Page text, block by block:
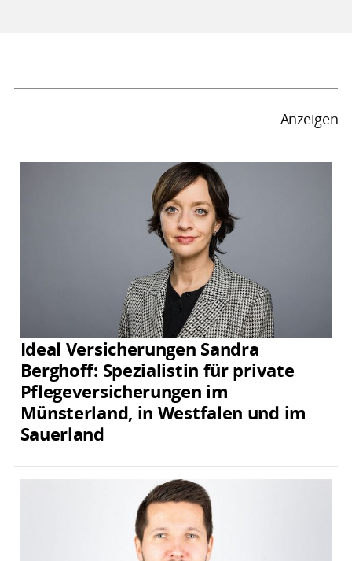
Anzeigen
Ideal Versicherungen Sandra
Berghoff: Spezialistin für private
Pflegeversicherungen im
Münsterland, in Westfalen und im
Sauerland